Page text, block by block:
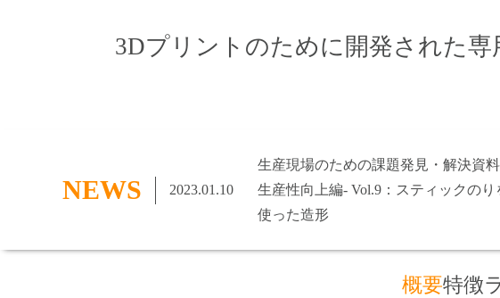
3Dプリントのために開発された専
概要特徴
NEWS 2023.01.10
生産現場のための課題発見・解決資
生産性向上編- Vol.9：スティックのり
使った造形